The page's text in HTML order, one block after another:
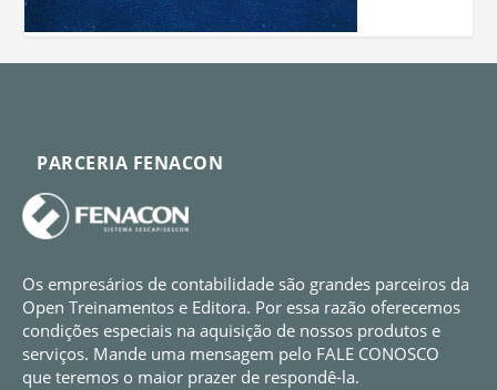
PARCERIA FENACON
Os empresários de contabilidade são grandes parceiros da
Open Treinamentos e Editora. Por essa razão oferecemos
condições especiais na aquisição de nossos produtos e
serviços. Mande uma mensagem pelo FALE CONOSCO
que teremos o maior prazer de respondê-la.